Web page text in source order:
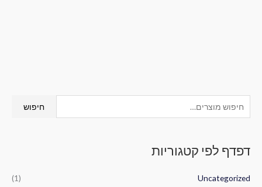
י
ו
ע
חיפוש
דפדף לפי קטגוריות
Uncategorized
(1)